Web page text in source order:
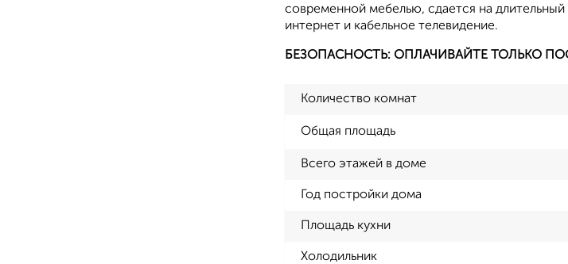
современной мебелью, сдается на
интернет и кабельное телевидение.
БЕЗОПАСНОСТЬ: ОПЛАЧИВАЙТЕ ТОЛЬКО
Количество комнат
Общая площадь
Всего этажей в доме
Год постройки дома
Площадь кухни
Холодильник